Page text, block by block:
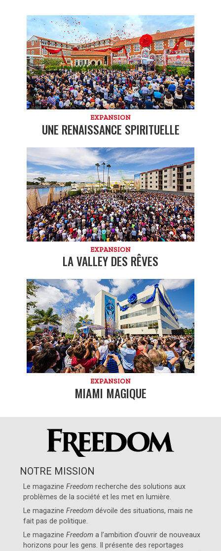
EXPANSION
UNE RENAISSANCE SPIRITUELLE
EXPANSION
LA VALLEY DES RÊVES
EXPANSION
MIAMI MAGIQUE
NOTRE MISSION
Le magazineFreedom recherche des solutions aux
problèmes de la société et les met en lumière.
Le magazineFreedom dévoile des situations, mais ne
fait pas de politique.
Le magazineFreedom a l’ambition d’ouvrir de nouveaux
horizons pour les gens. Il présente des reportages